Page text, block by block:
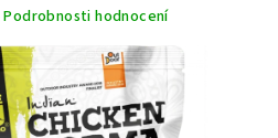
Podrobnosti hodnocení